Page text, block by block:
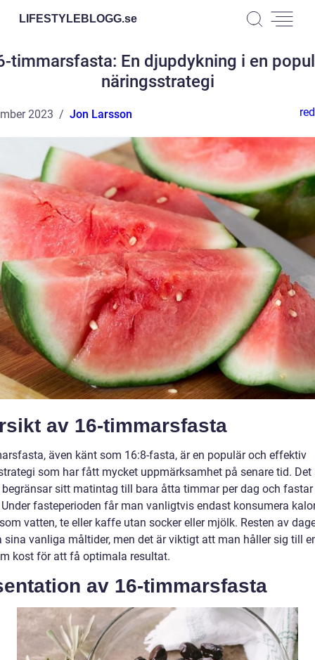
LIFESTYLEBLOGG.se
timmarsfasta: En djupdykning i en
näringsstrategi
2023 Jon Larsson
av 16-timmarsfasta
även känt som 16:8-fasta, är en populär och effektiv
som har fått mycket uppmärksamhet på senare tid. Det
sitt matintag till bara åtta timmar per dag och fastar
fasteperioden får man vanligtvis endast konsumera
vatten, te eller kaffe utan socker eller mjölk. Resten av
sina vanliga måltider, men det är viktigt att man håller sig till
kost för att få optimala resultat.
av 16-timmarsfasta